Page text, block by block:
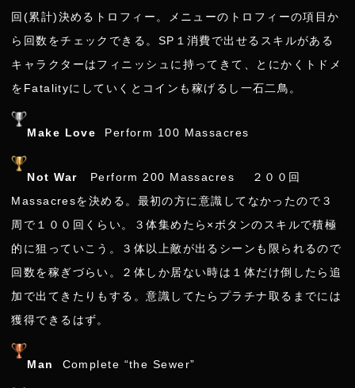
回(累計)決めるトロフィー。メニューのトロフィーの項目か
ら回数をチェックできる。SP１消費で出せるスキルがある
キャラクターはフィニッシュに持ってきて、とにかくトドメ
をFatalityにしていくとコインも稼げるし一石二鳥。
Make Love Perform 100 Massacres
Not War Perform 200 Massacres ２００回
Massacresを決める。最初の方に意識してなかったので３
周で１００回くらい。３体集めたら×ボタンのスキルで積極
的に狙っていこう。３体以上敵が出るシーンも限られるので
回数を稼ぎづらい。２体しか居ない時は１体だけ倒したら追
加で出てきたりもする。意識してたらプラチナ取るまでには
獲得できるはず。
Man Complete “the Sewer”